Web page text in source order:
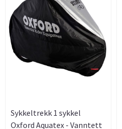
Sykkeltrekk 1 sykkel
Oxford Aquatex - Vanntett